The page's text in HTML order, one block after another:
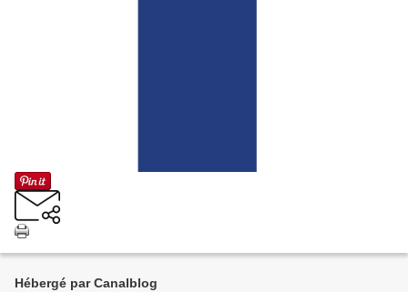
Hébergé par Canalblog